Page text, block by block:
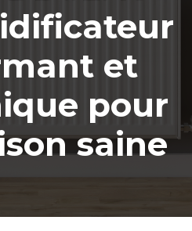
et
pour
saine